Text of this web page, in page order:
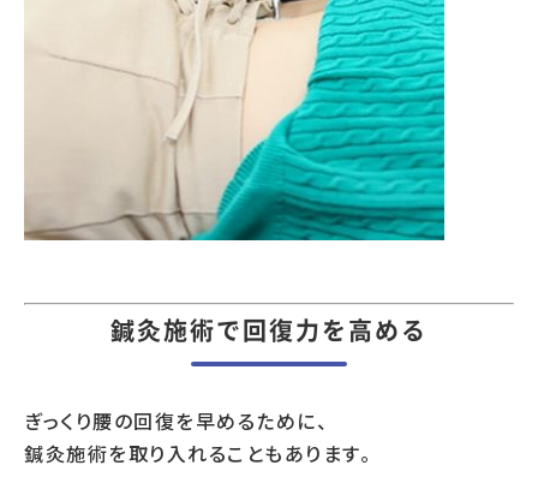
鍼灸施術で回復力を高める
ぎっくり腰の回復を早めるために、
鍼灸施術を取り入れることもあります。